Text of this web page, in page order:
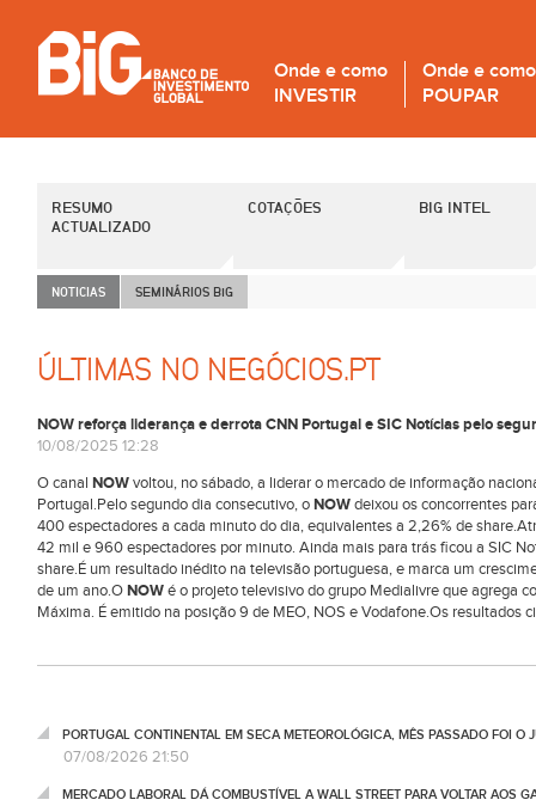
Onde e como
INVESTIR
Onde e como
POUPAR
RESUMO
ACTUALIZADO
COTAÇÕES BIG INTEL
NOTICIAS SEMINÁRIOS BiG
ÚLTIMAS NO NEGÓCIOS.PT
NOW reforça liderança e derrota CNN Portugal e SIC Notícias pelo
10/08/2025 12:28
O canal NOWvoltou, no sábado, a liderar o mercado de informação
Portugal.Pelo segundo dia consecutivo, oNOWdeixou os concorrentes
400 espectadores a cada minuto do dia, equivalentes a 2,26% de
42 mil e 960 espectadores por minuto. Ainda mais para trás ficou a SIC
share.É um resultado inédito na televisão portuguesa, e marca um
de um ano.ONOWé o projeto televisivo do grupo Medialivre que agrega
Máxima. É emitido na posição 9 de MEO, NOS e Vodafone.Os resultados
PORTUGAL CONTINENTAL EM SECA METEOROLÓGICA, MÊS PASSADO FOI O
07/08/2026 21:50
MERCADO LABORAL DÁ COMBUSTÍVEL A WALL STREET PARA VOLTAR AOS